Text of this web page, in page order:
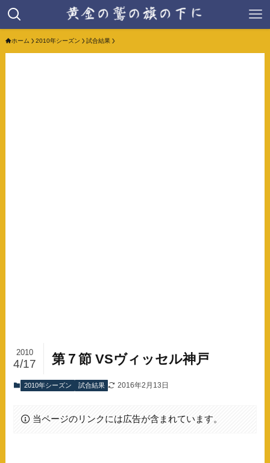
ホーム 2010年シーズン 試合結果
第７節 VSヴィッセル神戸
2010
4/17
2010年シーズン 試合結果 2016年2月13日
当ページのリンクには広告が含まれています。